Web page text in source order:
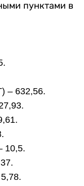
пунктами в
– 632,56.
10,5.